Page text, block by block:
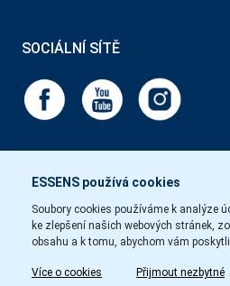
ESSENS používá cookies
Soubory cookies používáme k analýze
ke zlepšení našich webových stránek,
obsahu a k tomu, abychom vám
Více o cookies Přijmout nezbytné
SOCIÁLNÍ SÍTĚ